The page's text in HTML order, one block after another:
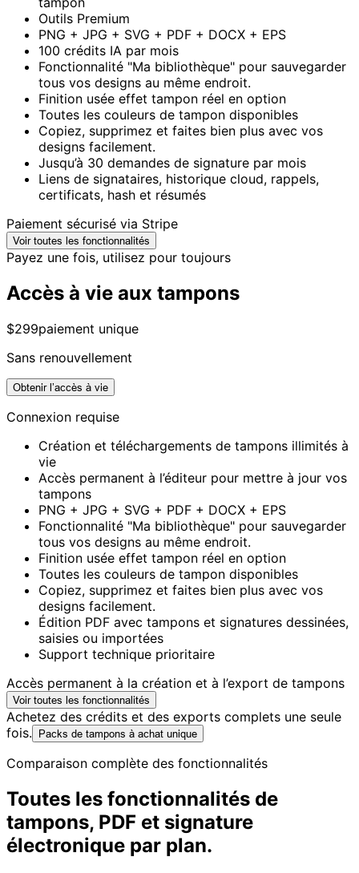
Outils Premium
PNG + JPG + SVG + PDF + DOCX + EPS
100 crédits IA par mois
Fonctionnalité "Ma bibliothèque" pour sauvegarder
tous vos designs au même endroit.
Finition usée effet tampon réel en option
Toutes les couleurs de tampon disponibles
Copiez, supprimez et faites bien plus avec vos
designs facilement.
Jusqu’à 30 demandes de signature par mois
Liens de signataires, historique cloud, rappels,
certificats, hash et résumés
Paiement sécurisé via Stripe
Voir toutes les fonctionnalités
Payez une fois, utilisez pour toujours
Accès à vie aux tampons
$299paiement unique
Sans renouvellement
Obtenir l’accès à vie
Connexion requise
Création et téléchargements de tampons illimités à
vie
Accès permanent à l’éditeur pour mettre à jour vos
tampons
PNG + JPG + SVG + PDF + DOCX + EPS
Fonctionnalité "Ma bibliothèque" pour sauvegarder
tous vos designs au même endroit.
Finition usée effet tampon réel en option
Toutes les couleurs de tampon disponibles
Copiez, supprimez et faites bien plus avec vos
designs facilement.
Édition PDF avec tampons et signatures dessinées,
saisies ou importées
Support technique prioritaire
Accès permanent à la création et à l’export de tampons
Voir toutes les fonctionnalités
Achetez des crédits et des exports complets une seule
fois.
Packs de tampons à achat unique
Comparaison complète des fonctionnalités
Toutes les fonctionnalités de
tampons, PDF et signature
électronique par plan.